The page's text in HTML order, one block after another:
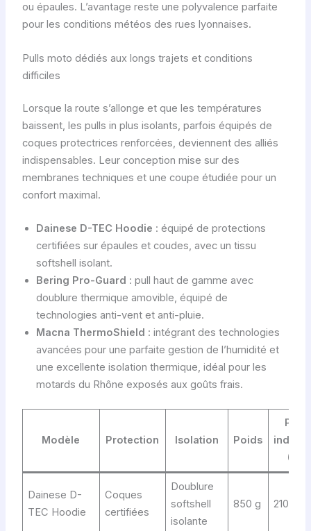
ou épaules. L’avantage reste une polyvalence parfaite
pour les conditions météos des rues lyonnaises.
Pulls moto dédiés aux longs trajets et conditions
difficiles
Lorsque la route s’allonge et que les températures
baissent, les pulls in plus isolants, parfois équipés de
coques protectrices renforcées, deviennent des alliés
indispensables. Leur conception mise sur des
membranes techniques et une coupe étudiée pour un
confort maximal.
Dainese D-TEC Hoodie : équipé de protections
certifiées sur épaules et coudes, avec un tissu
softshell isolant.
Bering Pro-Guard : pull haut de gamme avec
doublure thermique amovible, équipé de
technologies anti-vent et anti-pluie.
Macna ThermoShield : intégrant des technologies
avancées pour une parfaite gestion de l’humidité et
une excellente isolation thermique, idéal pour les
motards du Rhône exposés aux goûts frais.
Modèle Protection Isolation Poids
Prix
(€)
Dainese D-
TEC Hoodie
Coques
certifiées
Doublure
softshell
isolante
850 g 210